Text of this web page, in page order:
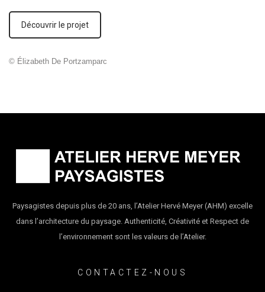
Découvrir le projet
© Élizabeth De Portzamparc
Paysagistes depuis plus de 20 ans, l’Atelier Hervé Meyer (AHM) excelle
dans l’architecture du paysage. Authenticité, Créativité et Respect de
l’environnement sont les valeurs de l’Atelier.
CONTACTEZ-NOUS